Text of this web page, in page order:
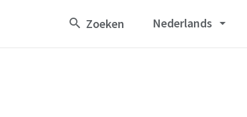
Nederlands arrow_drop_down